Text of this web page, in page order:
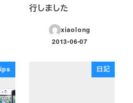
行しました
xiaolong
投稿日
2013-06-07
日記